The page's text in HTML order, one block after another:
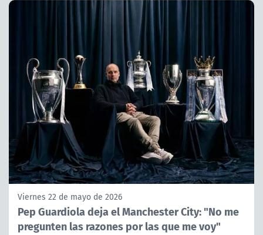
Viernes 22 de mayo de 2026
Pep Guardiola deja el Manchester City: "No me
pregunten las razones por las que me voy"